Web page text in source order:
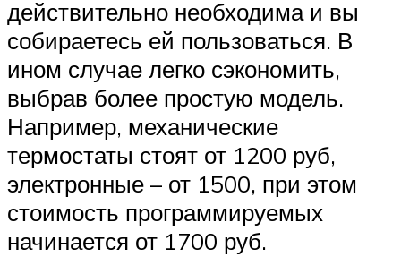
действительно необходима и вы
собираетесь ей пользоваться. В
ином случае легко сэкономить,
выбрав более простую модель.
Например, механические
термостаты стоят от 1200 руб,
электронные – от 1500, при этом
стоимость программируемых
начинается от 1700 руб.